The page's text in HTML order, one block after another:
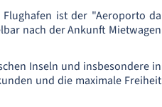
ist der "Aeroporto da
nach der Ankunft Mietwagen
Inseln und insbesondere in
und die maximale Freiheit